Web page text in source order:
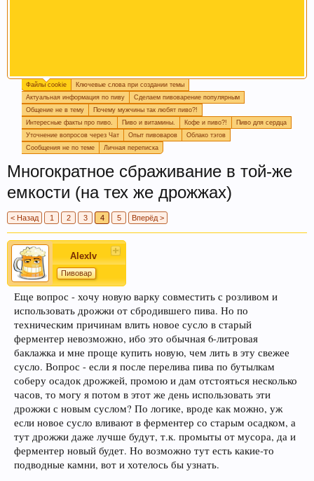
Огромная просьба, при создании новой темы
прописывайте ключевые слова, которые
отражают смысл темы. Это поможет быстро
находить информацию на форуме. Спасибо!
Пишите вподпись
пиво у вас сейчас готовится, так легче дать
четкий ответ или совет.
Если Вам нравится наш сайт, форум и
интернет-магазин, пожалуйста, поделитесь
Файлы cookie
Ключевые слова при создании темы
Актуальная информация по пиву
Сделаем пивоварение популярным
Общение не в тему
Почему мужчины так любят пиво?!
Интересные факты про пиво.
Пиво и витамины. Кофе и пиво?!
Пиво для сердца
Уточнение вопросов через Чат
Опыт пивоваров
Облако тэгов
Сообщения не по теме
Личная переписка
Многократное сбраживание в той-же
емкости (на тех же дрожжах)
< Назад 1 2 3 4 5 Вперёд >
AlexIv
Пивовар
Еще вопрос - хочу новую варку совместить с розливом и
использовать дрожжи от сбродившего пива. Но по
техническим причинам влить новое сусло в старый
ферментер невозможно, ибо это обычная 6-литровая
баклажка и мне проще купить новую, чем лить в эту свежее
сусло. Вопрос - если я после перелива пива по бутылкам
соберу осадок дрожжей, промою и дам отстояться несколько
часов, то могу я потом в этот же день использовать эти
дрожжи с новым суслом? По логике, вроде как можно, уж
если новое сусло вливают в ферментер со старым осадком, а
тут дрожжи даже лучше будут, т.к. промыты от мусора, да и
ферментер новый будет. Но возможно тут есть какие-то
подводные камни, вот и хотелось бы узнать.